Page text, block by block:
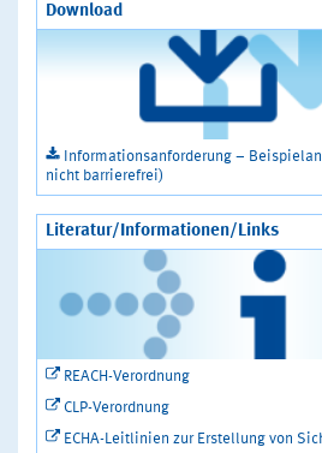
Download
Informationsanforderung –
nicht barrierefrei)
Literatur/Informationen/Links
REACH-Verordnung
CLP-Verordnung
ECHA-Leitlinien zur Erstellung von